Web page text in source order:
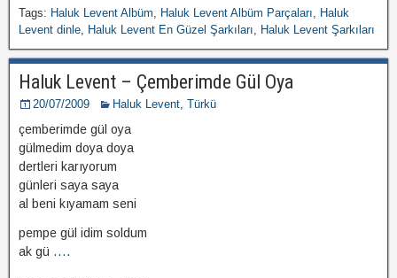
Tags: Haluk Levent Albüm, Haluk Levent Albüm Parçaları, Haluk
Levent dinle, Haluk Levent En Güzel Şarkıları, Haluk Levent Şarkıları
Haluk Levent – Çemberimde Gül Oya
20/07/2009 Haluk Levent, Türkü
çemberimde gül oya
gülmedim doya doya
dertleri karıyorum
günleri saya saya
al beni kıyamam seni
pempe gül idim soldum
ak gü ....